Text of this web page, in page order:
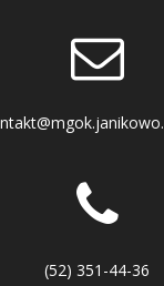
(52) 351-44-36